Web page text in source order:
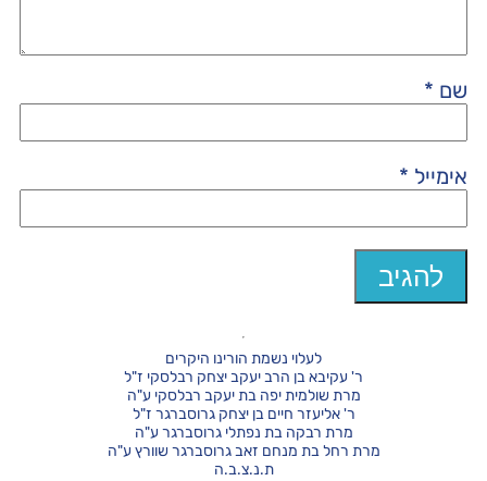
שם *
אימייל *
לעלוי נשמת הורינו היקרים
ר' עקיבא בן הרב יעקב יצחק רבלסקי ז"ל
מרת שולמית יפה בת יעקב רבלסקי ע"ה
ר' אליעזר חיים בן יצחק גרוסברגר ז"ל
מרת רבקה בת נפתלי גרוסברגר ע"ה
מרת רחל בת מנחם זאב גרוסברגר שוורץ ע"ה
ת.נ.צ.ב.ה